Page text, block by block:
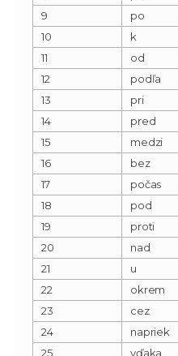
9
po
10
k
11
od
12
podľa
13
pri
14
pred
15
medzi
16
bez
17
počas
18
pod
19
proti
20
nad
21
u
22
okrem
23
cez
24
napriek
25
vďaka